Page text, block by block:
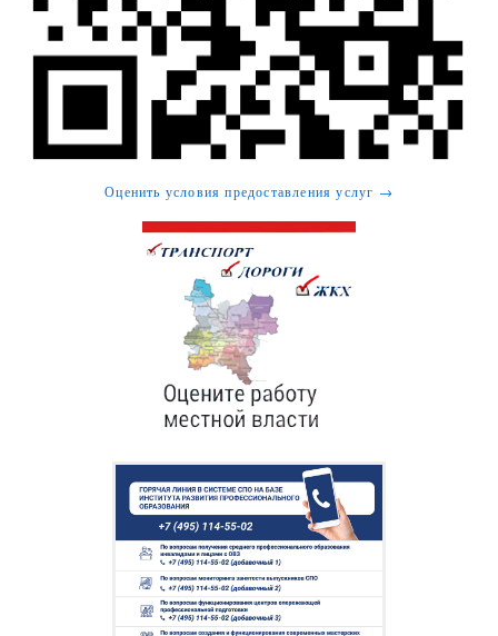
Оценить условия предоставления услуг →